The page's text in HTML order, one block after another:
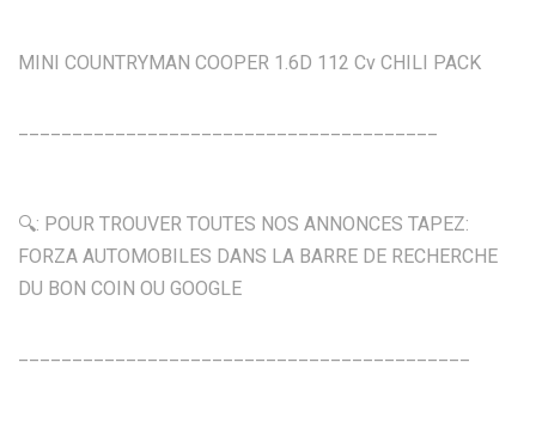
MINI COUNTRYMAN COOPER 1.6D 112 Cv CHILI PACK
🔍: POUR TROUVER TOUTES NOS ANNONCES TAPEZ:
FORZA AUTOMOBILES DANS LA BARRE DE RECHERCHE
DU BON COIN OU GOOGLE